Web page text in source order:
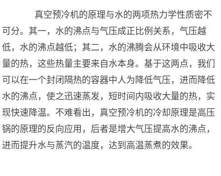
真空预冷机的原理与水的两项热力学性质密不
可分。其一，水的沸点与气压成正比例关系，气压越
低，水的沸点越低；其二，水的沸腾会从环境中吸收大
量的热，这些热量主要来自水本身。基于这两点，我们
可以在一个封闭隔热的容器中人为降低气压，进而降低
水的沸点，使之迅速蒸发，短时间内吸收大量的热，实
现快速降温。不难看出，真空预冷机的冷却原理是高压
锅的原理的反向应用，后者是增大气压提高水的沸点，
进而提升水与蒸汽的温度，达到高温蒸煮的效果。